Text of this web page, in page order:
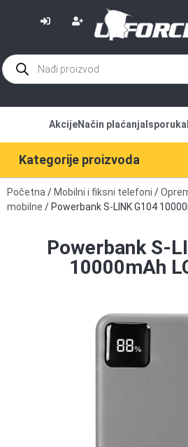
Kategorije proizvoda
AkcijeNačin plaćanja Isporuka
Početna / Mobilni i fiksni telefoni /
mobilne / Powerbank S-LINK G104
Powerbank S-
10000mAh